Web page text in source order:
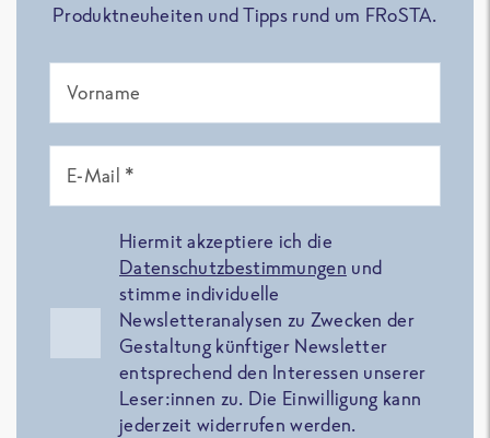
Produktneuheiten und Tipps rund um FRoSTA.
Vorname
E-Mail *
Hiermit akzeptiere ich die
Datenschutzbestimmungen und
stimme individuelle
Newsletteranalysen zu Zwecken der
Gestaltung künftiger Newsletter
entsprechend den Interessen unserer
Leser:innen zu. Die Einwilligung kann
jederzeit widerrufen werden.